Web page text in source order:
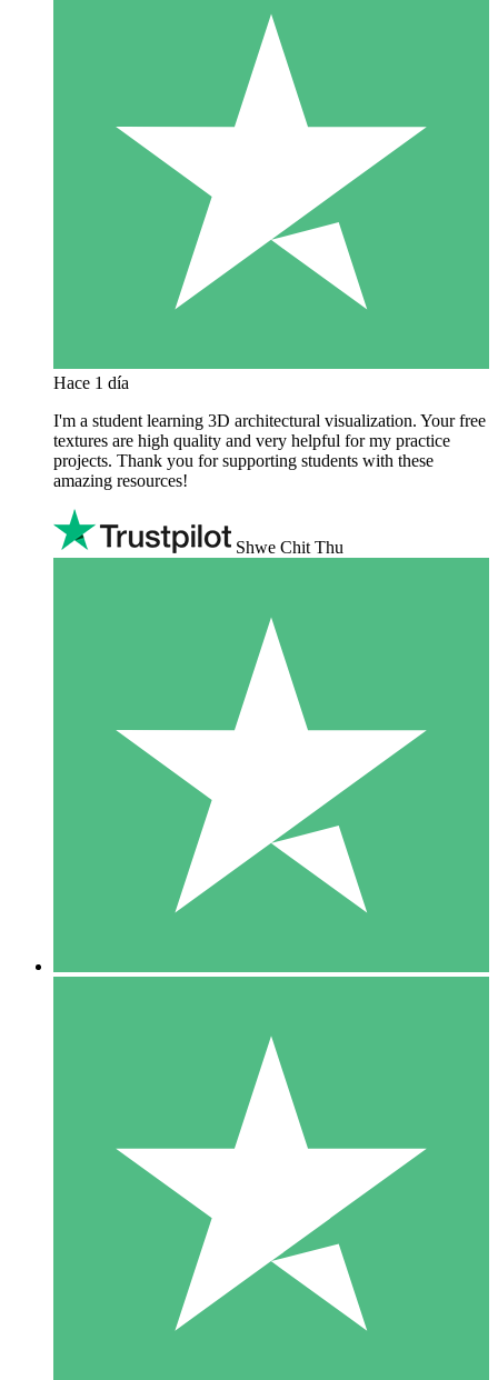
Hace 1 día
I'm a student learning 3D architectural visualization. Your free
textures are high quality and very helpful for my practice
projects. Thank you for supporting students with these
amazing resources!
Shwe Chit Thu